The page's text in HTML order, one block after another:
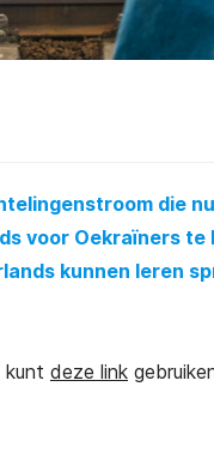
die
voor Oekraïners te
kunnen leren
kunt deze link